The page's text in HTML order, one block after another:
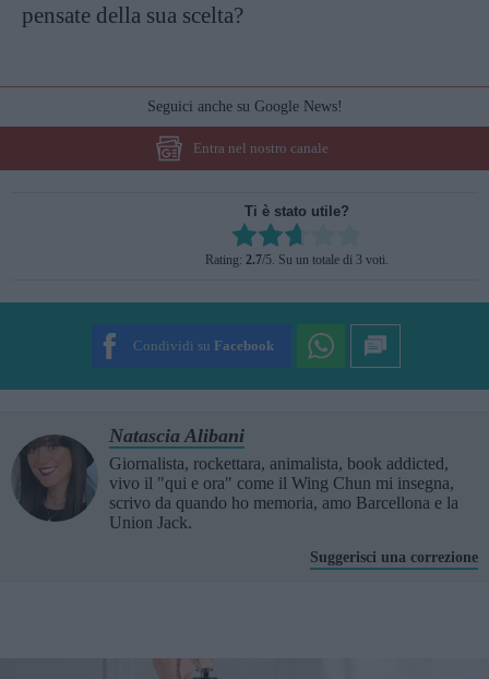
pensate della sua scelta?
Seguici anche su Google News!
Entra nel nostro canale
Ti è stato utile?
Rate this item:
SUBMIT RATING
Rating: 2.7/5. Su un totale di 3 voti.
Condividi su Facebook
Natascia Alibani
Giornalista, rockettara, animalista, book addicted,
vivo il "qui e ora" come il Wing Chun mi insegna,
scrivo da quando ho memoria, amo Barcellona e la
Union Jack.
Suggerisci una correzione